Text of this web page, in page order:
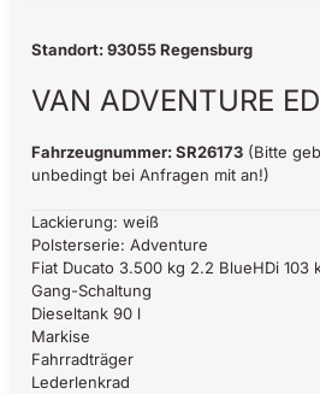
Standort: 93055 Regensburg
VAN ADVENTURE
Fahrzeugnummer: SR26173 (Bitte
unbedingt bei Anfragen mit an!)
Lackierung: weiß
Polsterserie: Adventure
Fiat Ducato 3.500 kg 2.2 BlueHDi 103
Gang-Schaltung
Dieseltank 90 l
Markise
Fahrradträger
Lederlenkrad